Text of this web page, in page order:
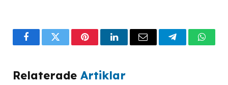
FacebookTwitterPinterestLinkedInEmail Telegram
Relaterade Artiklar